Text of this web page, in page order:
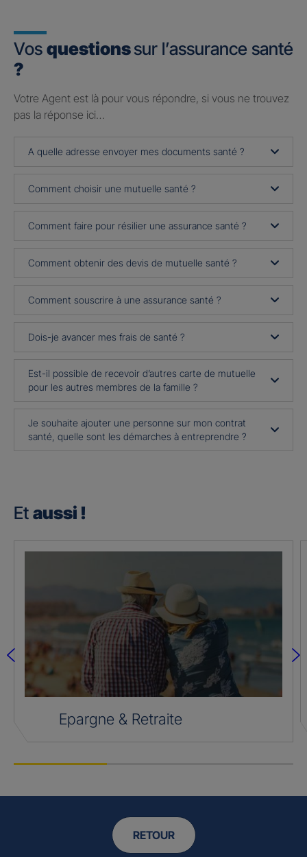
Vos questionssur l’assurance santé
?
Votre Agent est là pour vous répondre, si vous ne trouvez
pas la réponse ici…
A quelle adresse envoyer mes documents santé ?
Comment choisir une mutuelle santé ?
Comment faire pour résilier une assurance santé ?
Comment obtenir des devis de mutuelle santé ?
Comment souscrire à une assurance santé ?
Dois-je avancer mes frais de santé ?
Est-il possible de recevoir d’autres carte de mutuelle
pour les autres membres de la famille ?
Je souhaite ajouter une personne sur mon contrat
santé, quelle sont les démarches à entreprendre ?
Et aussi !
Epargne & Retraite
RETOUR